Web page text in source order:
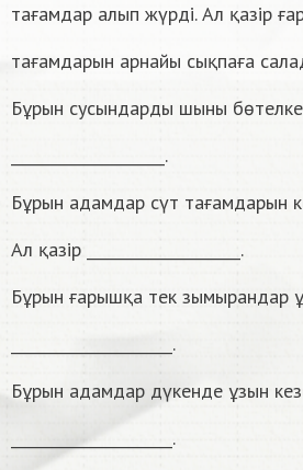
тағамдар алып жүрді. Ал қазір
тағамдарын арнайы сықпаға
Бұрын сусындарды шыны
____________________.
Бұрын адамдар сүт тағамдарын
Ал қазір ____________________.
Бұрын ғарышқа тек зымырандар
_____________________.
Бұрын адамдар дүкенде ұзын
_____________________.